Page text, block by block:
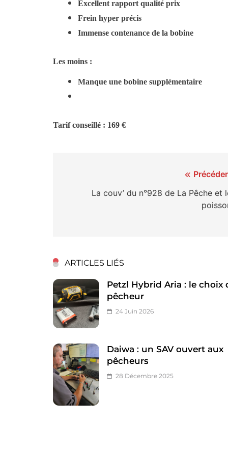
Excellent rapport qualité prix
Frein hyper précis
Immense contenance de la bobine
Les moins :
Manque une bobine supplémentaire
Tarif conseillé : 169 €
La couv’ du n°928 de La Pêche et
ARTICLES LIÉS
Petzl Hybrid Aria : le choix
pêcheur
24 Juin 2026
Daiwa : un SAV ouvert aux
pêcheurs
28 Décembre 2025